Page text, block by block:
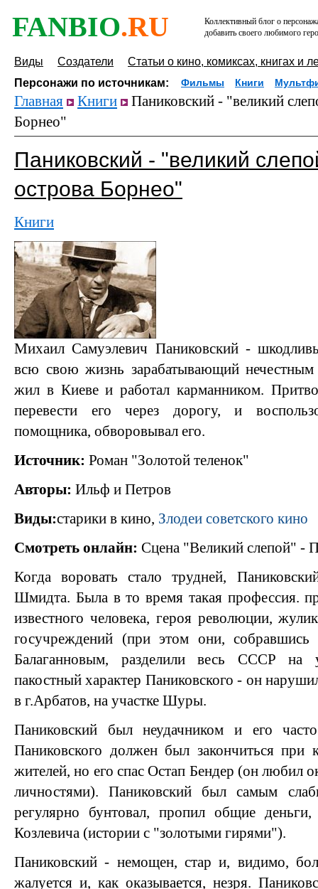
FANBIO.RU
Коллективный блог о
добавить своего любимого
Виды Создатели
Статьи о кино, комиксах, книгах и
Персонажи по источникам:
Фильмы Книги
Главная Книги
Паниковский - "великий
Борнео"
Паниковский - "великий
острова Борнео"
Книги
Михаил Самуэлевич Паниковский -
всю свою жизнь зарабатывающий
жил в Киеве и работал карманником.
перевести его через дорогу, и
помощника, обворовывал его.
Источник: Роман "Золотой теленок"
Авторы: Ильф и Петров
Виды:старики в кино, Злодеи советского кино
Смотреть онлайн: Сцена "Великий слепой" -
Когда воровать стало трудней,
Шмидта. Была в то время такая профессия.
известного человека, героя революции,
госучреждений (при этом они, собравшись
Балаганновым, разделили весь СССР на
пакостный характер Паниковского - он
в г.Арбатов, на участке Шуры.
Паниковский был неудачником и его
Паниковского должен был закончиться при
жителей, но его спас Остап Бендер (он любил
личностями). Паниковский был самым
регулярно бунтовал, пропил общие
Козлевича (истории с "золотыми гирями").
Паниковский - немощен, стар и, видимо,
жалуется и, как оказывается, незря.